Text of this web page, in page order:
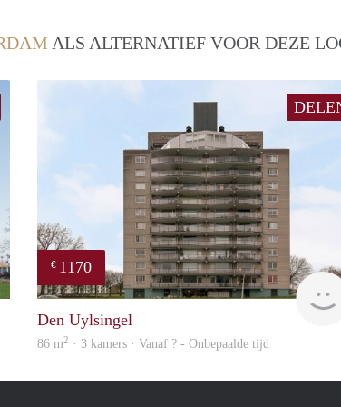
ALS ALTERNATIEF VOOR DEZE
€ 1170
Den Uylsingel
86 m2 · 3 kamers · Vanaf ? - Onbepaalde tijd